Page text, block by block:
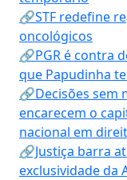
🔗STF redefine
oncológicos
🔗PGR é contra
que Papudinha
🔗Decisões sem
encarecem o
nacional em
🔗Justiça barra
exclusividade da